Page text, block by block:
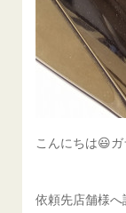
こんにちは😃
依頼先店舗様